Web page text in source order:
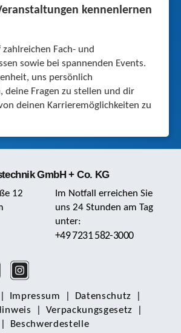
kennenlernen
zahlreichen Fach- und
sowie bei spannenden Events.
uns persönlich
deine Fragen zu stellen und dir
deinen Karrieremöglichkeiten zu
GmbH + Co. KG
12
Im Notfall erreichen Sie
uns 24 Stunden am Tag
unter:
+49 7231 582-3000
Impressum Daten­schutz
Verpackungsgesetz
Beschwerdestelle